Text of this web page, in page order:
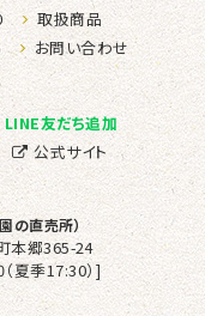
取扱商品
お問い合わせ
LINE友だち追加
公式サイト
の直売所）
本郷365-24
夏季17:30）]